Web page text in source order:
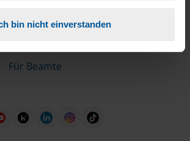
bin nicht einverstanden
Für Azubis
Für Beamte